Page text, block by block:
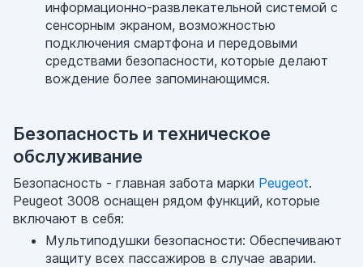
информационно-развлекательной системой с
сенсорным экраном, возможностью
подключения смартфона и передовыми
средствами безопасности, которые делают
вождение более запоминающимся.
Безопасность и техническое
обслуживание
Безопасность - главная забота марки Peugeot.
Peugeot 3008 оснащен рядом функций, которые
включают в себя:
Мультиподушки безопасности: Обеспечивают
защиту всех пассажиров в случае аварии.